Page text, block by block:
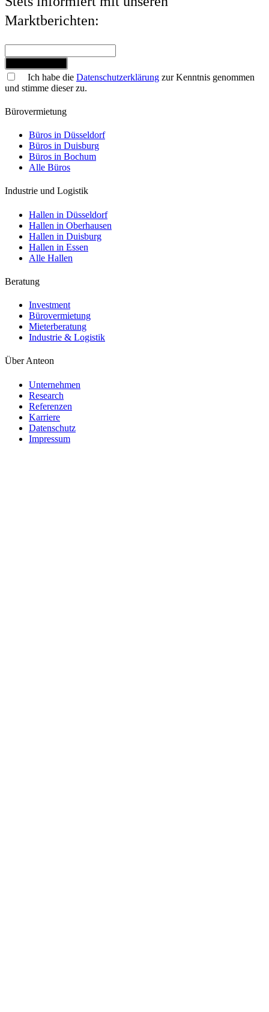
Marktberichten:
Ich habe die Datenschutzerklärung zur Kenntnis genommen
und stimme dieser zu.
Bürovermietung
Büros in Düsseldorf
Büros in Duisburg
Büros in Bochum
Alle Büros
Industrie und Logistik
Hallen in Düsseldorf
Hallen in Oberhausen
Hallen in Duisburg
Hallen in Essen
Alle Hallen
Beratung
Investment
Bürovermietung
Mieterberatung
Industrie & Logistik
Über Anteon
Unternehmen
Research
Referenzen
Karriere
Datenschutz
Impressum